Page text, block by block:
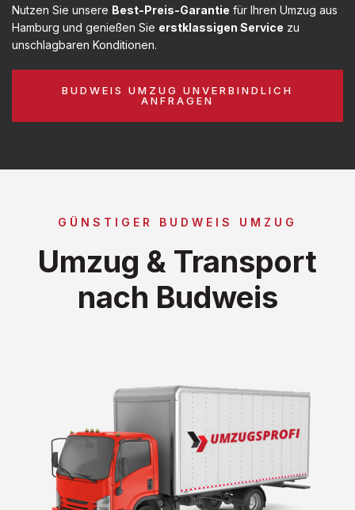
Nutzen Sie unsere Best-Preis-Garantie für Ihren Umzug aus
Hamburg und genießen Sie erstklassigen Service zu
unschlagbaren Konditionen.
BUDWEIS UMZUG UNVERBINDLICH
ANFRAGEN
GÜNSTIGER BUDWEIS UMZUG
Umzug & Transport
nach Budweis